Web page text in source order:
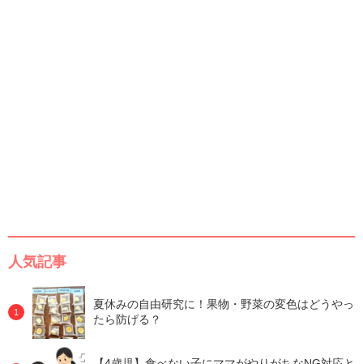
人気記事
夏休みの自由研究に！果物・野菜の変色はどうやっ
たら防げる？